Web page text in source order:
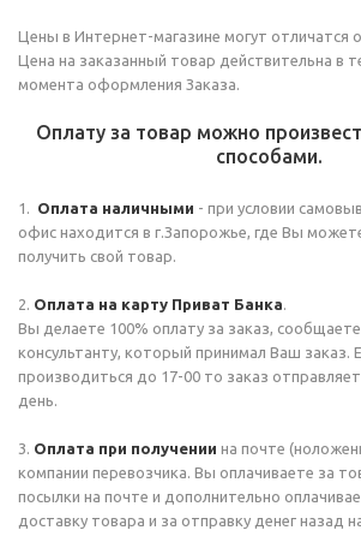
Цены в Интернет-магазине могут отличатся
Цена на заказанный товар действительна в
момента оформления Заказа.
Оплату за товар можно
способами.
1. Оплата наличными - при условии
офис находится в г.Запорожье, где Вы
получить свой товар.
2. Оплата на карту Приват Банка.
Вы делаете 100% оплату за заказ,
консультанту, который принимал Ваш заказ.
производиться до 17-00 то заказ
день.
3. Оплата при получении на почте
компании перевозчика. Вы оплачиваете за
посылки на почте и дополнительно
доставку товара и за отправку денег назад